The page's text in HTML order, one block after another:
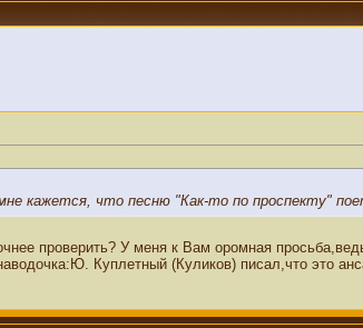
кажется, что песню "Как-то по проспекту"
проверить? У меня к Вам оромная
Куплетный (Куликов) писал,что это